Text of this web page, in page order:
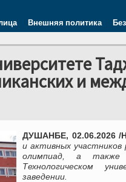
Внешняя политика
и
ДУШАНБЕ, 02.06.2026 /
и активных участников
олимпиад, а также
Технологическом
заведении.